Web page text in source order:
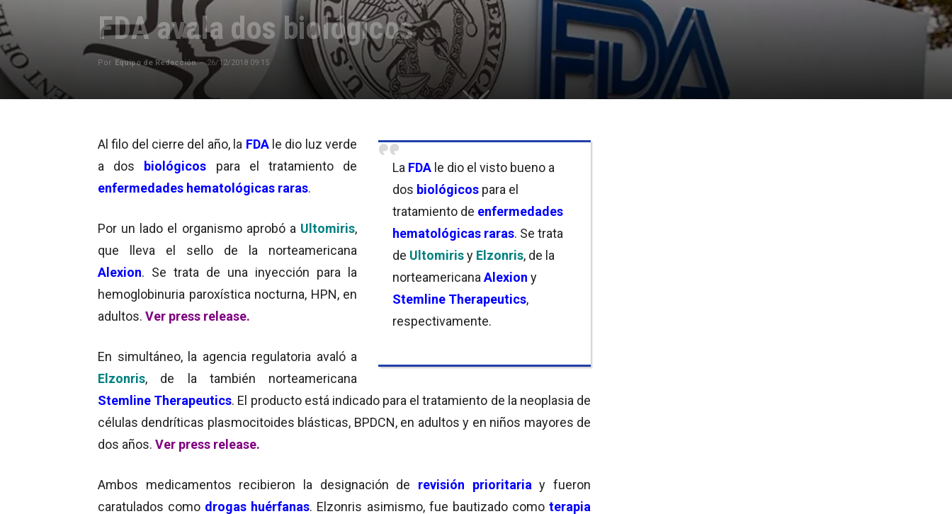
FDA avala dos biológicos
Por Equipo de Redacción - 26/12/2018 09:15
La FDA le dio el visto bueno a
dos biológicos para el
tratamiento de enfermedades
hematológicas raras. Se trata
de Ultomirisy Elzonris, de la
norteamericana Alexion y
Stemline Therapeutics,
respectivamente.
Al filo del cierre del año, la FDA le dio luz verde
a dos biológicos
para el tratamiento de
enfermedades hematológicas raras.
Por un lado el organismo aprobó a Ultomiris,
que lleva el sello de la norteamericana
Alexion. Se trata de una inyección para la
hemoglobinuria paroxística nocturna, HPN, en
adultos. Ver press release.
En simultáneo, la agencia regulatoria avaló a
Elzonris, de la también norteamericana
Stemline Therapeutics. El producto está indicado para el tratamiento de la neoplasia de
células dendríticas plasmocitoides blásticas, BPDCN, en adultos y en niños mayores de
dos años. Ver press release.
Ambos medicamentos recibieron la designación de revisión prioritaria y fueron
caratulados como drogas huérfanas. Elzonris asimismo, fue bautizado comoterapia